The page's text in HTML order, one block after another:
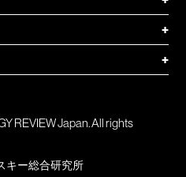
+
+
REVIEW Japan. All rights
キー総合研究所